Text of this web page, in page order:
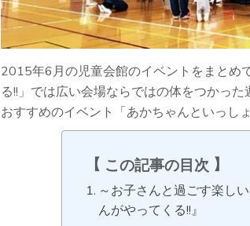
2015年6月の児童会館のイベントをまとめ
る!!」では広い会場ならではの体をつかっ
おすすめのイベント「あかちゃんといっし
この記事の目次
～お子さんと過ごす楽し
んがやってくる!!』